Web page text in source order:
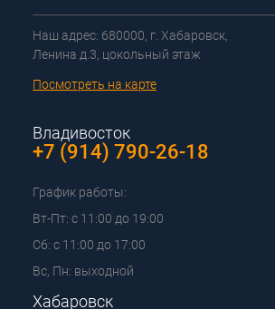
Наш адрес: 680000, г. Хабаровск,
Ленина д.3, цокольный этаж
Посмотреть на карте
Владивосток
+7 (914) 790-26-18
График работы:
Вт-Пт: с 11:00 до 19:00
Сб: с 11:00 до 17:00
Вс, Пн: выходной
Хабаровск